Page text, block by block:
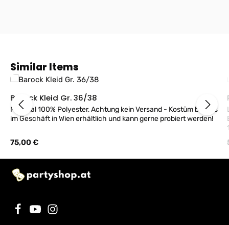
Produktgalerie überspringen
Similar Items
Barock Kleid Gr. 36/38
Material 100% Polyester, Achtung kein Versand - Kostüm bei uns
im Geschäft in Wien erhältlich und kann gerne probiert werden!
Regulärer Preis:
75,00 €